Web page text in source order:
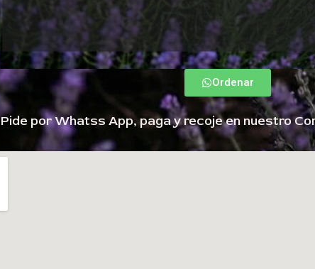
Ordenar
Pide por Whatss App, paga y recoje en nuestro